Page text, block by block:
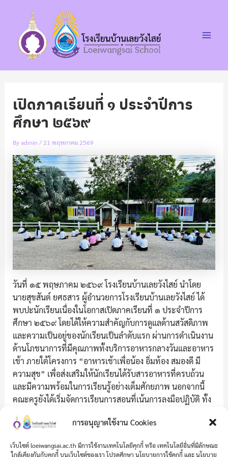
การอนุญาตใช้งาน Cookies
เว็บไซต์ loeiwangsai.ac.th มีการใช้งานเทคโนโลยีคุกกี้ หรือ เทคโนโลยีอื่นที่มีลักษณะ
ใกล้เคียงกันกับคุกกี้ บนเว็บไซต์ของเรา โปรดศึกษา นโยบายการใช้คุกกี้ และ นโยบาย
content
เปิดภาคเรียนที่ ๑ ประจำปีการ
ศึกษา ๒๕๖๙
Byadmin /21 พฤษภาคม 2569
วันที่ ๑๕ พฤษภาคม ๒๕๖๙ โรงเรียนบ้านเลยวังไสย์ นำโดย
นายสุขสันต์ ยศธสาร ผู้อำนวยการโรงเรียนบ้านเลยวังไสย์ ได้
พบปะนักเรียนเนื่องในโอกาสเปิดภาคเรียนที่ ๑ ประจำปีการ
ศึกษา ๒๕๖๙ โดยได้ให้ความสำคัญกับการดูแลด้านสวัสดิภาพ
และความเป็นอยู่ของนักเรียนเป็นลำดับแรก ผ่านการดำเนินงาน
ด้านโภชนาการที่มีคุณภาพทั้งบริการอาหารกลางวันและอาหาร
เช้า ภายใต้โครงการ “อาหารเช้าเพื่อน้อง อิ่มท้อง สมองดี มี
ความสุข” เพื่อส่งเสริมให้นักเรียนได้รับสารอาหารที่ครบถ้วน
และมีความพร้อมในการเรียนรู้อย่างเต็มศักยภาพ นอกจากนี้
คณะครูยังได้เริ่มจัดการเรียนการสอนที่เน้นการลงมือปฏิบัติ ทั้ง
การเสริมสร้างทักษะชีวิตผ่านการจัดสภาพแวดล้อมที่เอื้อต่อ
ที่มีความสุขและปลอดภัยสำหรับนักเรียนทุกคนสืบไป
navigation